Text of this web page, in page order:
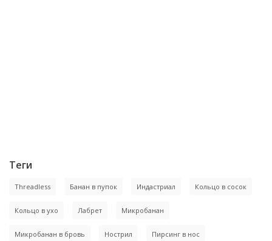
Теги
Threadless Банан в пупок Индастриал Кольцо в сосок
Кольцо в ухо Лабрет Микробанан
Микробанан в бровь Нострил Пирсинг в нос